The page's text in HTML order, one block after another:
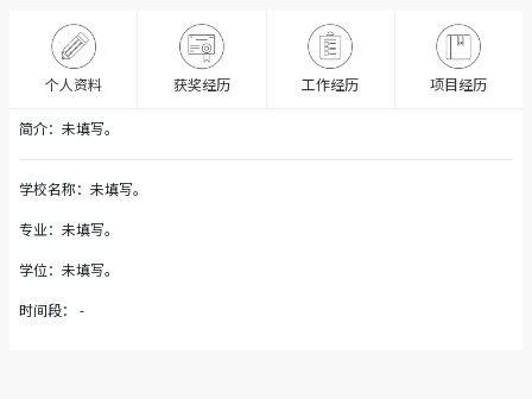
个人资料 获奖经历 工作经历 项目经历
简介：未填写。
学校名称：未填写。
专业：未填写。
学位：未填写。
时间段： -